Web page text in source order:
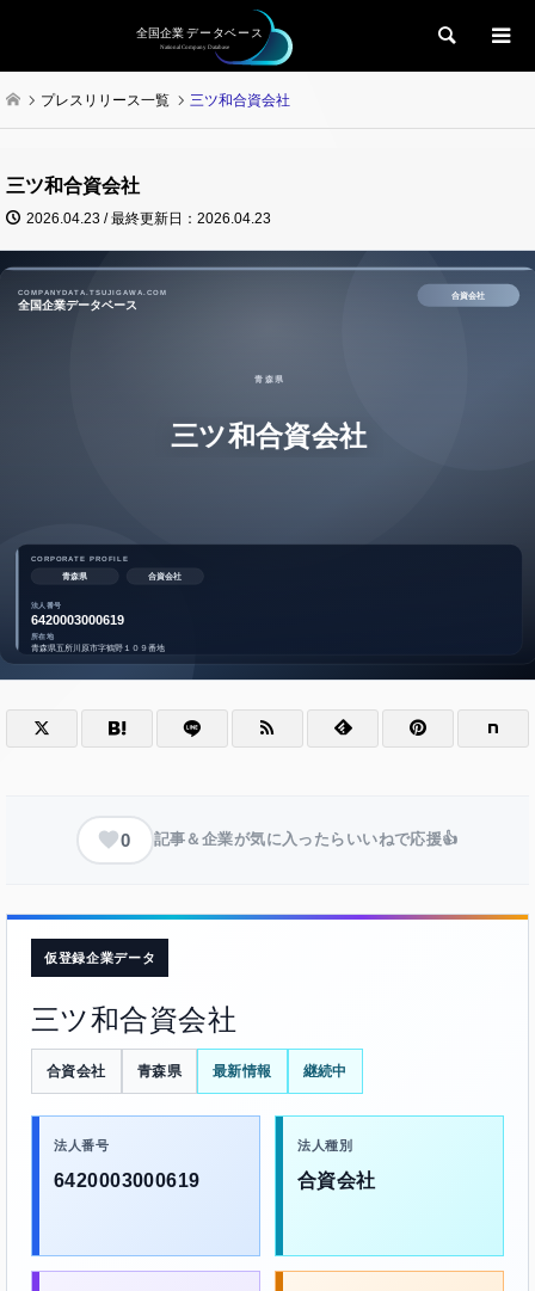
検索
プレスリリース一覧 三ツ和合資会社
三ツ和合資会社
2026.04.23 / 最終更新日：2026.04.23
0 記事＆企業が気に入ったらいいねで応援👍
仮登録企業データ
三ツ和合資会社
合資会社 青森県 最新情報 継続中
法人番号
6420003000619
法人種別
合資会社